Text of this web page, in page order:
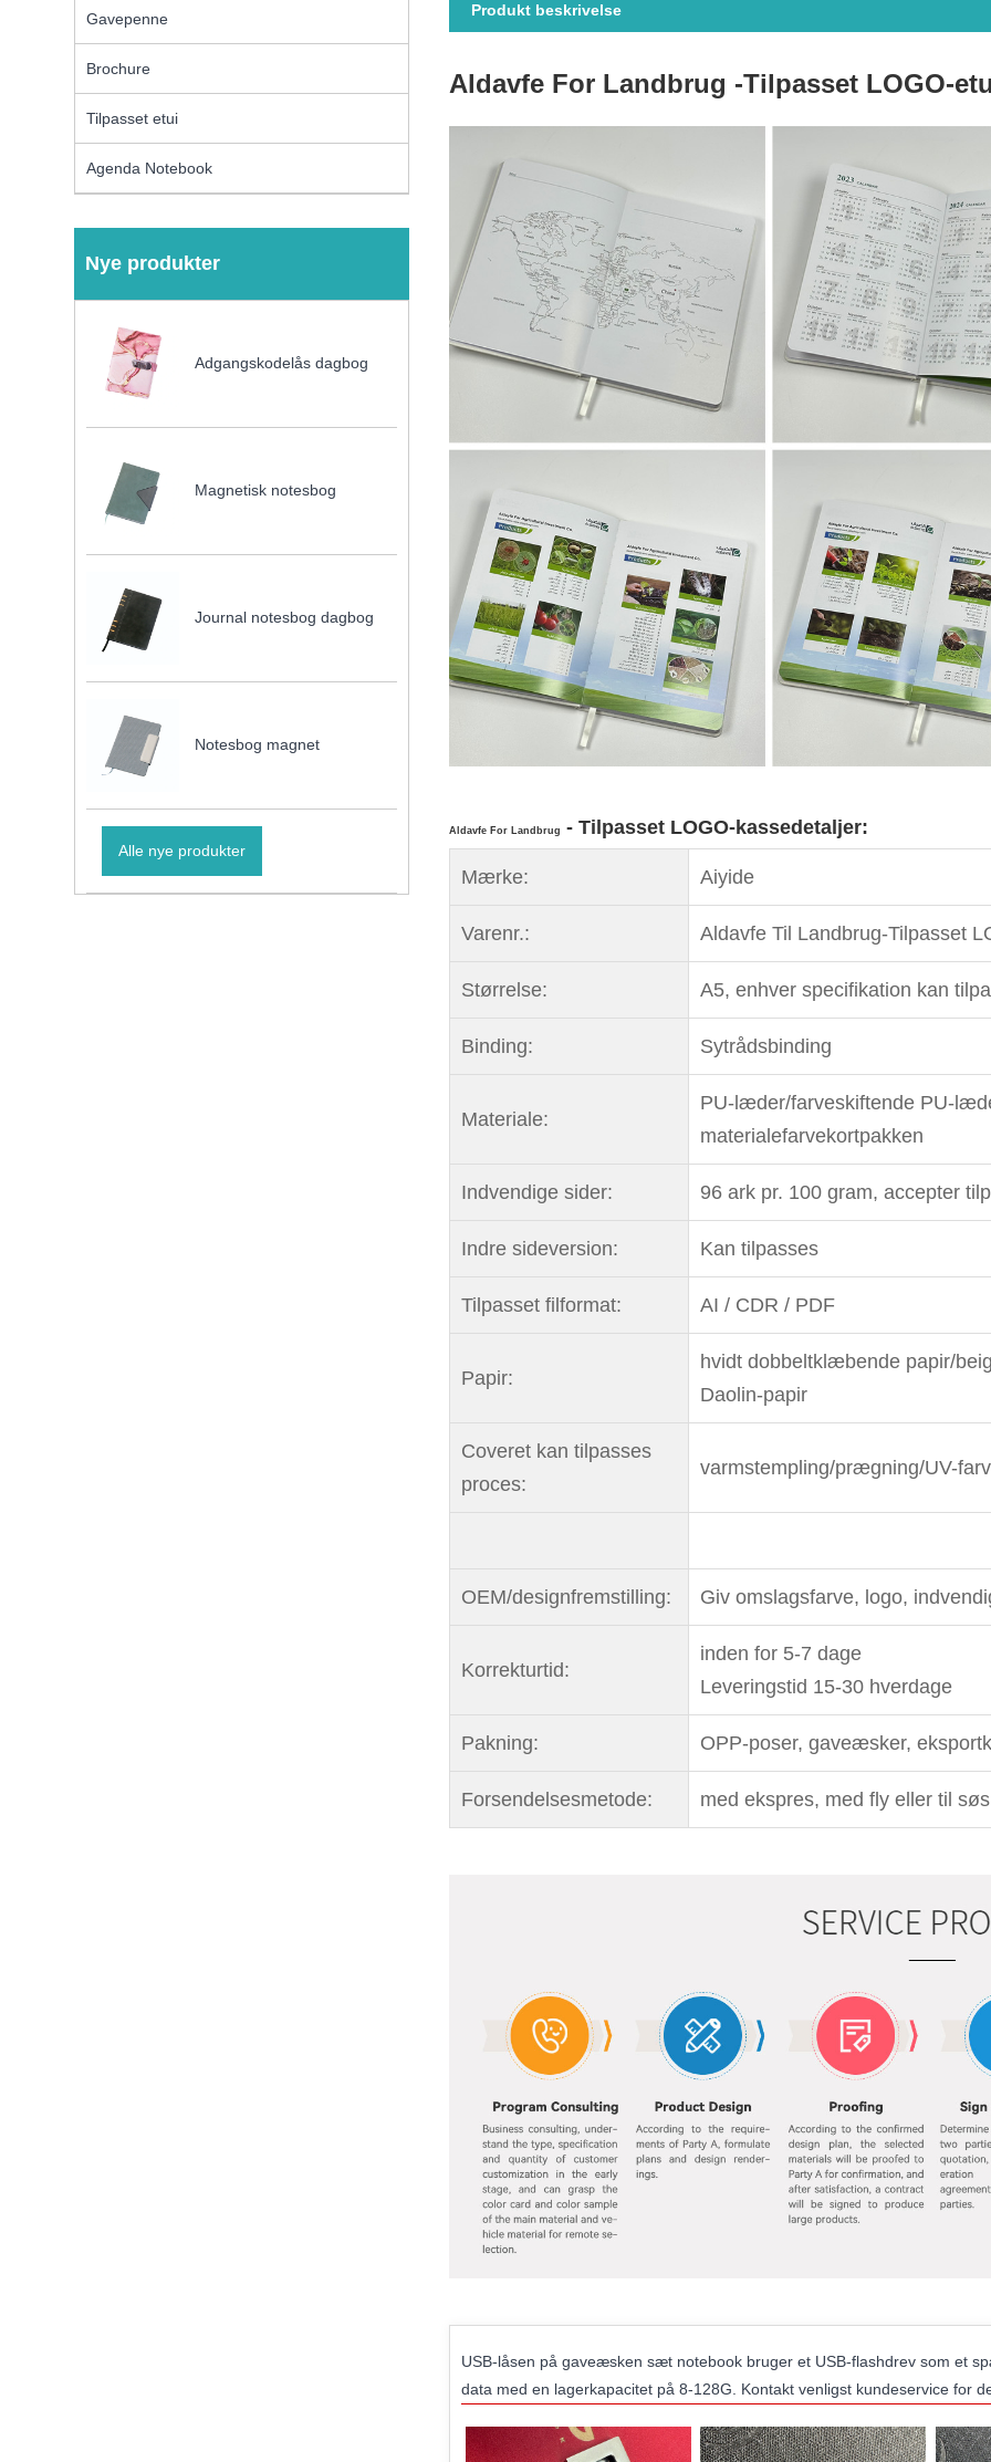
Gavepenne
Brochure
Tilpasset etui
Agenda Notebook
Nye produkter
Adgangskodelås dagbog
Magnetisk notesbog
Journal notesbog dagbog
Notesbog magnet
Alle nye produkter
Produkt beskrivelse
Aldavfe For Landbrug -Tilpasset LOGO-
Aldavfe For Landbrug - Tilpasset LOGO-kassedetaljer:
Mærke: Aiyide
Varenr.: Aldavfe Til Landbrug-Tilpasset
Størrelse: A5, enhver specifikation kan
Binding: Sytrådsbinding
Materiale:
PU-læder/farveskiftende PU-
materialefarvekortpakken
Indvendige sider: 96 ark pr. 100 gram, accepter
Indre sideversion: Kan tilpasses
Tilpasset filformat: AI / CDR / PDF
Papir:
hvidt dobbeltklæbende papir/
Daolin-papir
Coveret kan tilpasses
proces:
varmstempling/prægning/UV-
OEM/designfremstilling: Giv omslagsfarve, logo,
Korrekturtid:
inden for 5-7 dage
Leveringstid 15-30 hverdage
Pakning: OPP-poser, gaveæsker,
Forsendelsesmetode: med ekspres, med fly eller til
USB-låsen på gaveæsken sæt notebook bruger et USB-flashdrev som et
data med en lagerkapacitet på 8-128G. Kontakt venligst kundeservice for